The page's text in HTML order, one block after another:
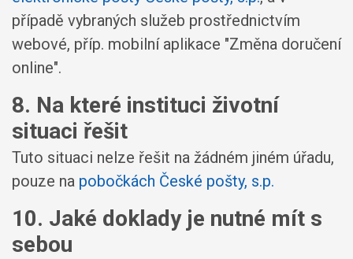
případě vybraných služeb prostřednictvím
webové, příp. mobilní aplikace "Změna doručení
online".
8. Na které instituci životní
situaci řešit
Tuto situaci nelze řešit na žádném jiném úřadu,
pouze na pobočkách České pošty, s.p.
10. Jaké doklady je nutné mít s
sebou